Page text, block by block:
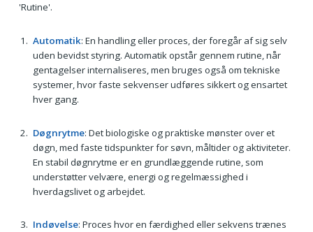
'Rutine'.
Automatik: En handling eller proces, der foregår af sig selv
uden bevidst styring. Automatik opstår gennem rutine, når
gentagelser internaliseres, men bruges også om tekniske
systemer, hvor faste sekvenser udføres sikkert og ensartet
hver gang.
Døgnrytme: Det biologiske og praktiske mønster over et
døgn, med faste tidspunkter for søvn, måltider og aktiviteter.
En stabil døgnrytme er en grundlæggende rutine, som
understøtter velvære, energi og regelmæssighed i
hverdagslivet og arbejdet.
Indøvelse: Proces hvor en færdighed eller sekvens trænes